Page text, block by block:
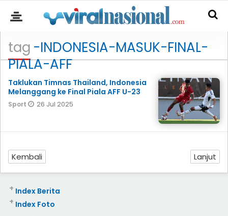
tag -INDONESIA-MASUK-FINAL-
PIALA-AFF
Taklukan Timnas Thailand, Indonesia
Melanggang ke Final Piala AFF U-23
Sport 26 Jul 2025
Kembali Lanjut
Index Berita
+
Index Foto
+